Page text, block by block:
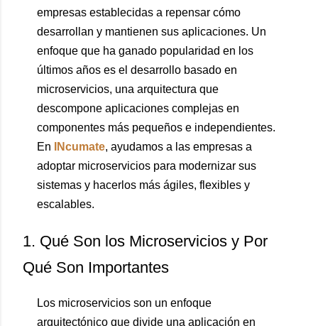
empresas establecidas a repensar cómo
desarrollan y mantienen sus aplicaciones. Un
enfoque que ha ganado popularidad en los
últimos años es el desarrollo basado en
microservicios, una arquitectura que
descompone aplicaciones complejas en
componentes más pequeños e independientes.
En
INcumate, ayudamos a las empresas a
adoptar microservicios para modernizar sus
sistemas y hacerlos más ágiles, flexibles y
escalables.
1. Qué Son los Microservicios y Por
Qué Son Importantes
Los microservicios son un enfoque
arquitectónico que divide una aplicación en